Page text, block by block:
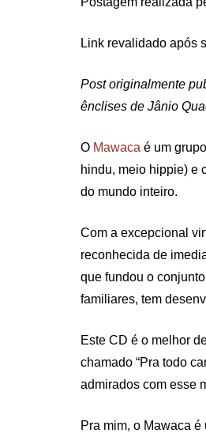
Link revalidado após
Post originalmente
ênclises de Jânio
O Mawaca é um
hindu, meio hippie) e
do mundo inteiro.
Com a excepcional
reconhecida de
que fundou o
familiares, tem
Este CD é o melhor
chamado “Pra todo
admirados com esse
Pra mim, o Mawaca